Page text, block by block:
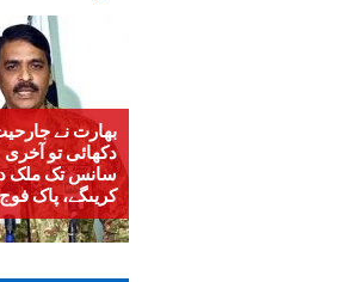
بھارت نے
دکھائی تو آخری
سانس تک ملک
کریںگے، پاک فوج